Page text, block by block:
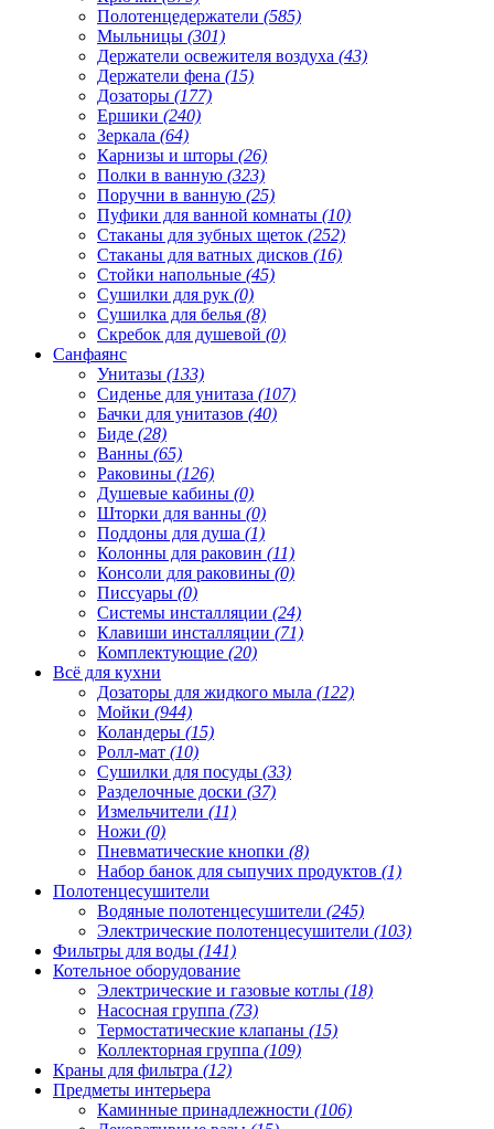
Полотенцедержатели (585)
Мыльницы (301)
Держатели освежителя воздуха (43)
Держатели фена (15)
Дозаторы (177)
Ершики (240)
Зеркала (64)
Карнизы и шторы (26)
Полки в ванную (323)
Поручни в ванную (25)
Пуфики для ванной комнаты (10)
Стаканы для зубных щеток (252)
Стаканы для ватных дисков (16)
Стойки напольные (45)
Сушилки для рук (0)
Сушилка для белья (8)
Скребок для душевой (0)
Санфаянс
Унитазы (133)
Сиденье для унитаза (107)
Бачки для унитазов (40)
Биде (28)
Ванны (65)
Раковины (126)
Душевые кабины (0)
Шторки для ванны (0)
Поддоны для душа (1)
Колонны для раковин (11)
Консоли для раковины (0)
Писсуары (0)
Системы инсталляции (24)
Клавиши инсталляции (71)
Комплектующие (20)
Всё для кухни
Дозаторы для жидкого мыла (122)
Мойки (944)
Коландеры (15)
Ролл-мат (10)
Сушилки для посуды (33)
Разделочные доски (37)
Измельчители (11)
Ножи (0)
Пневматические кнопки (8)
Набор банок для сыпучих продуктов (1)
Полотенцесушители
Водяные полотенцесушители (245)
Электрические полотенцесушители (103)
Фильтры для воды (141)
Котельное оборудование
Электрические и газовые котлы (18)
Насосная группа (73)
Термостатические клапаны (15)
Коллекторная группа (109)
Краны для фильтра (12)
Предметы интерьера
Каминные принадлежности (106)